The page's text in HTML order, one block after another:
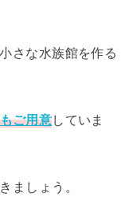
さな水族館を作る
ご用意していま
ましょう。